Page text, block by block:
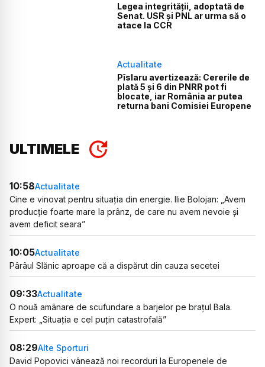
Legea integrității, adoptată de
Senat. USR și PNL ar urma să o
atace la CCR
Actualitate
Pîslaru avertizează: Cererile de
plată 5 și 6 din PNRR pot fi
blocate, iar România ar putea
returna bani Comisiei Europene
ULTIMELE
10:58Actualitate
Cine e vinovat pentru situația din energie. Ilie Bolojan: „Avem
producție foarte mare la prânz, de care nu avem nevoie și
avem deficit seara”
10:05Actualitate
Pârâul Slănic aproape că a dispărut din cauza secetei
09:33Actualitate
O nouă amânare de scufundare a barjelor pe brațul Bala.
Expert: „Situația e cel puțin catastrofală”
08:29Alte Sporturi
David Popovici vânează noi recorduri la Europenele de